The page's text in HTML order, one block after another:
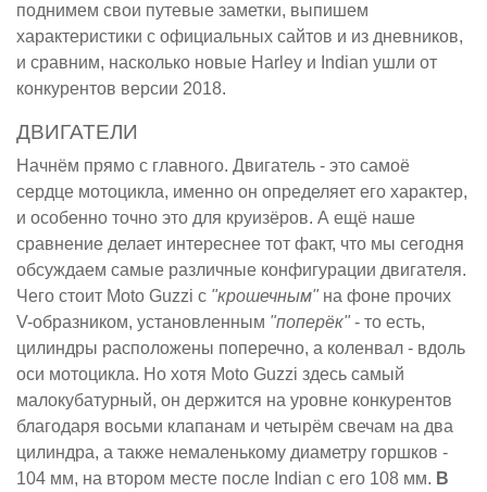
поднимем свои путевые заметки, выпишем
характеристики с официальных сайтов и из дневников,
и сравним, насколько новые Harley и Indian ушли от
конкурентов версии 2018.
ДВИГАТЕЛИ
Начнём прямо с главного. Двигатель - это самоё
сердце мотоцикла, именно он определяет его характер,
и особенно точно это для круизёров. А ещё наше
сравнение делает интереснее тот факт, что мы сегодня
обсуждаем самые различные конфигурации двигателя.
Чего стоит Moto Guzzi с "крошечным" на фоне прочих
V-образником, установленным "поперёк" - то есть,
цилиндры расположены поперечно, а коленвал - вдоль
оси мотоцикла. Но хотя Moto Guzzi здесь самый
малокубатурный, он держится на уровне конкурентов
благодаря восьми клапанам и четырём свечам на два
цилиндра, а также немаленькому диаметру горшков -
104 мм, на втором месте после Indian с его 108 мм. В